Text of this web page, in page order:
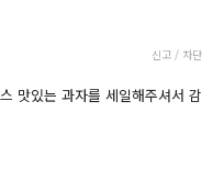
신고 / 차단
맛있는 과자를 세일해주셔서 감